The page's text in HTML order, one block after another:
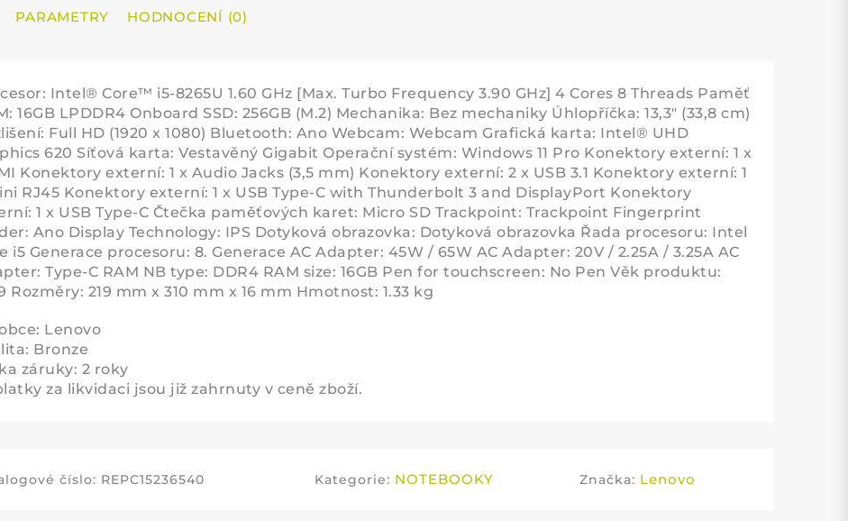
PARAMETRY HODNOCENÍ (0)
Intel® Core™ i5-8265U 1.60 GHz [Max. Turbo Frequency 3.90 GHz] 4 Cores 8 Threads Paměť
16GB LPDDR4 Onboard SSD: 256GB (M.2) Mechanika: Bez mechaniky Úhlopříčka: 13,3" (33,8 cm)
Full HD (1920 x 1080) Bluetooth: Ano Webcam: Webcam Grafická karta: Intel® UHD
620 Síťová karta: Vestavěný Gigabit Operační systém: Windows 11 Pro Konektory externí: 1 x
Konektory externí: 1 x Audio Jacks (3,5 mm) Konektory externí: 2 x USB 3.1 Konektory externí: 1
RJ45 Konektory externí: 1 x USB Type-C with Thunderbolt 3 and DisplayPort Konektory
1 x USB Type-C Čtečka paměťových karet: Micro SD Trackpoint: Trackpoint Fingerprint
Ano Display Technology: IPS Dotyková obrazovka: Dotyková obrazovka Řada procesoru: Intel
i5 Generace procesoru: 8. Generace AC Adapter: 45W / 65W AC Adapter: 20V / 2.25A / 3.25A AC
Type-C RAM NB type: DDR4 RAM size: 16GB Pen for touchscreen: No Pen Věk produktu:
Rozměry: 219 mm x 310 mm x 16 mm Hmotnost: 1.33 kg
Lenovo
Bronze
záruky: 2 roky
za likvidaci jsou již zahrnuty v ceně zboží.
číslo: REPC15236540 Kategorie: NOTEBOOKY Značka: Lenovo